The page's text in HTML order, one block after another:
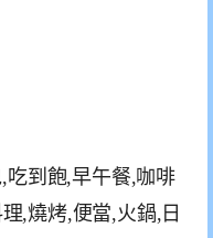
到飽,早午餐,咖啡
,燒烤,便當,火鍋,日